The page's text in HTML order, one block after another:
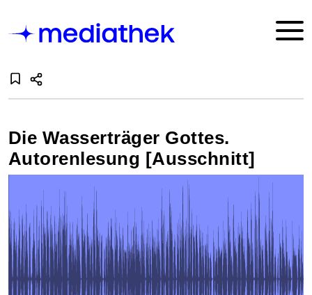
Die Wasserträger Gottes.
Autorenlesung [Ausschnitt]